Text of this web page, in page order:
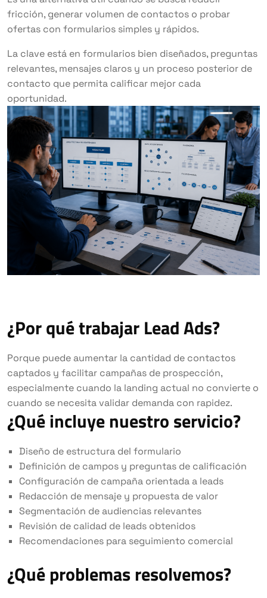
fricción, generar volumen de contactos o probar
ofertas con formularios simples y rápidos.
La clave está en formularios bien diseñados, preguntas
relevantes, mensajes claros y un proceso posterior de
contacto que permita calificar mejor cada
oportunidad.
¿Por qué trabajar Lead Ads?
Porque puede aumentar la cantidad de contactos
captados y facilitar campañas de prospección,
especialmente cuando la landing actual no convierte o
cuando se necesita validar demanda con rapidez.
¿Qué incluye nuestro servicio?
Diseño de estructura del formulario
Definición de campos y preguntas de calificación
Configuración de campaña orientada a leads
Redacción de mensaje y propuesta de valor
Segmentación de audiencias relevantes
Revisión de calidad de leads obtenidos
Recomendaciones para seguimiento comercial
¿Qué problemas resolvemos?